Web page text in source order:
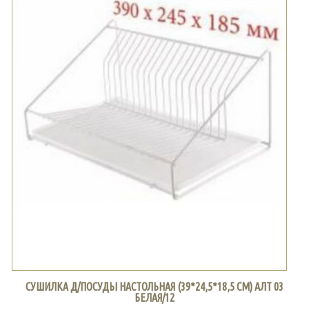
СУШИЛКА Д/ПОСУДЫ НАСТОЛЬНАЯ (39*24,5*18,5 СМ) АЛТ 03
БЕЛАЯ/12